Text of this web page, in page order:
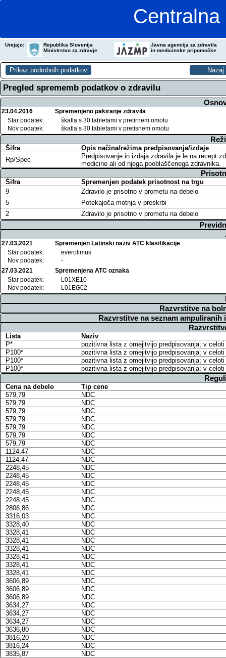
Urejajo:
Republika Slovenija
Ministrstvo za zdravje
Javna agencija za zdravila
in medicinske pripomočke
Pregled sprememb podatkov o zdravilu
23.04.2016
Spremenjeno pakiranje zdravila
Star podatek:
škatla s 30 tabletami v pretirnem omotu
Nov podatek:
škatla s 30 tabletami v pretisnem omotu
Šifra
Opis načina/režima predpisovanja/izdaje
Rp/Spec
Predpisovanje in izdaja zdravila je le na recept
medicine ali od njega pooblaščenega zdravnika.
Šifra
Spremenjen podatek prisotnost na trgu
9
Zdravilo je prisotno v prometu na debelo
5
Potekajoča motnja v preskrbi
2
Zdravilo je prisotno v prometu na debelo
27.03.2021
Spremenjen Latinski naziv ATC klasifikacije
Star podatek:
everolimus
Nov podatek:
-
27.03.2021
Spremenjena ATC oznaka
Star podatek:
L01XE10
Nov podatek:
L01EG02
Razvrstitve na
Razvrstitve na seznam
Lista
Naziv
P*
pozitivna lista z omejitvijo predpisovanja; v
P100*
pozitivna lista z omejitvijo predpisovanja; v
P100*
pozitivna lista z omejitvijo predpisovanja; v
P100*
pozitivna lista z omejitvijo predpisovanja; v
Cena na debelo
Tip cene
579,79
NDC
579,79
NDC
579,79
NDC
579,79
NDC
579,79
NDC
579,79
NDC
579,79
NDC
1124,47
NDC
1124,47
NDC
2248,45
NDC
2248,45
NDC
2248,45
NDC
2248,45
NDC
2248,45
NDC
2806,86
NDC
3316,03
NDC
3328,40
NDC
3328,41
NDC
3328,41
NDC
3328,41
NDC
3328,41
NDC
3328,41
NDC
3328,41
NDC
3606,89
NDC
3606,89
NDC
3606,89
NDC
3634,27
NDC
3634,27
NDC
3634,27
NDC
3636,80
NDC
3816,20
NDC
3816,24
NDC
3835,87
NDC